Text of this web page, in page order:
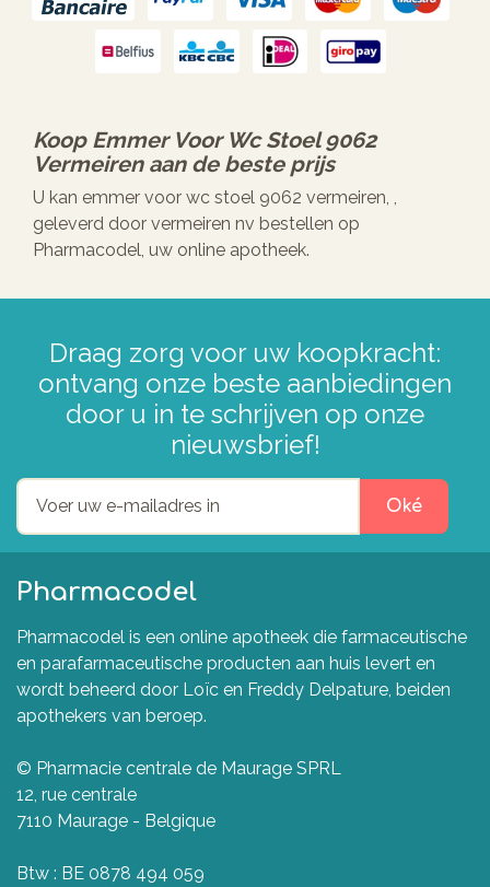
Koop Emmer Voor Wc Stoel 9062
Vermeirenaan de beste prijs
U kan emmer voor wc stoel 9062 vermeiren, ,
geleverd door vermeiren nv bestellen op
Pharmacodel, uw online apotheek.
Draag zorg voor uw koopkracht:
ontvang onze beste aanbiedingen
door u in te schrijven op onze
nieuwsbrief!
Oké
Pharmacodel
Pharmacodel is een online apotheek die farmaceutische
en parafarmaceutische producten aan huis levert en
wordt beheerd door Loïc en Freddy Delpature, beiden
apothekers van beroep.
© Pharmacie centrale de Maurage SPRL
12, rue centrale
7110 Maurage - Belgique
Btw : BE 0878 494 059